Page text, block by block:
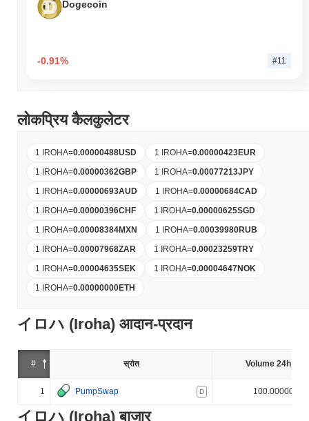
Dogecoin
-0.91% #11
लोकप्रिय कैलकुलेटर
1 IROHA=0.00000488USD 1 IROHA=0.00000423EUR
1 IROHA=0.00000362GBP 1 IROHA=0.00077213JPY
1 IROHA=0.00000693AUD 1 IROHA=0.00000684CAD
1 IROHA=0.00000396CHF 1 IROHA=0.00000625SGD
1 IROHA=0.00008384MXN 1 IROHA=0.00039980RUB
1 IROHA=0.00007968ZAR 1 IROHA=0.00023259TRY
1 IROHA=0.00004635SEK 1 IROHA=0.00004647NOK
1 IROHA=0.00000000ETH
イロハ (Iroha) आदान-प्रदान
# स्रोत Volume 24h (%)
1 PumpSwap D 100.000000%
イロハ (Iroha) बाजार